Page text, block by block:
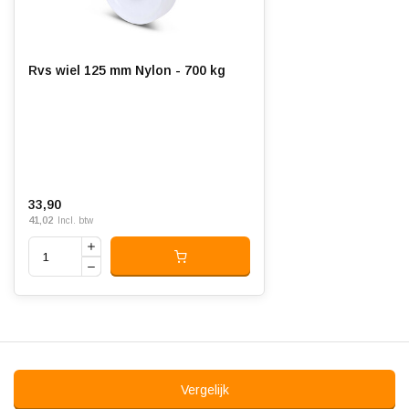
Rvs wiel 125 mm Nylon - 700 kg
33,90
41,02 Incl. btw
Vergelijk